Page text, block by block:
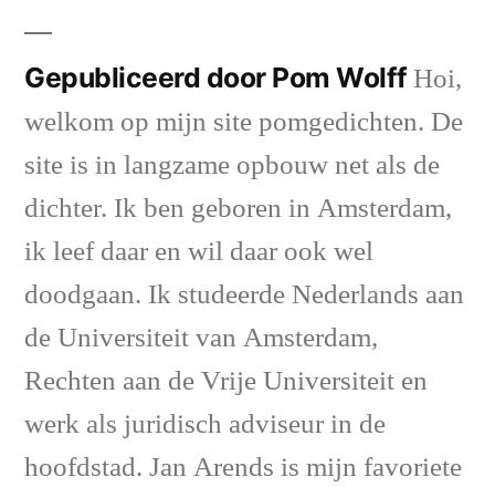
Gepubliceerd door Pom WolffHoi,
welkom op mijn site pomgedichten. De
site is in langzame opbouw net als de
dichter. Ik ben geboren in Amsterdam,
ik leef daar en wil daar ook wel
doodgaan. Ik studeerde Nederlands aan
de Universiteit van Amsterdam,
Rechten aan de Vrije Universiteit en
werk als juridisch adviseur in de
hoofdstad. Jan Arends is mijn favoriete